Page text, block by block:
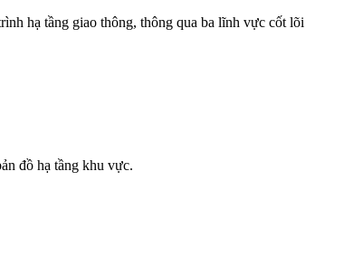
hạ tầng giao thông, thông qua ba lĩnh vực cốt lõi
đồ hạ tầng khu vực.